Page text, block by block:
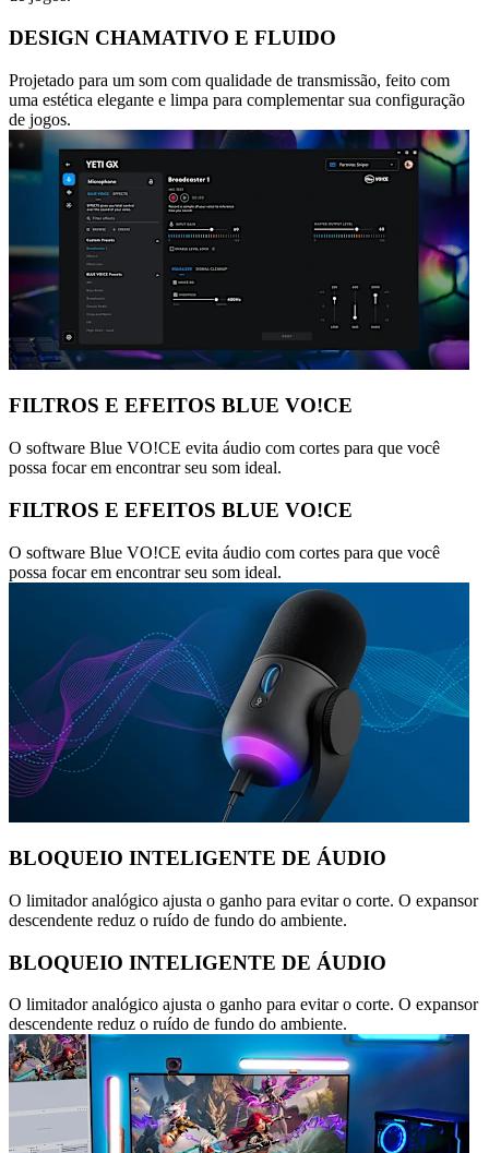
DESIGN CHAMATIVO E FLUIDO
Projetado para um som com qualidade de transmissão, feito com
uma estética elegante e limpa para complementar sua configuração
de jogos.
FILTROS E EFEITOS BLUE VO!CE
O software Blue VO!CE evita áudio com cortes para que você
possa focar em encontrar seu som ideal.
FILTROS E EFEITOS BLUE VO!CE
O software Blue VO!CE evita áudio com cortes para que você
possa focar em encontrar seu som ideal.
BLOQUEIO INTELIGENTE DE ÁUDIO
O limitador analógico ajusta o ganho para evitar o corte. O expansor
descendente reduz o ruído de fundo do ambiente.
BLOQUEIO INTELIGENTE DE ÁUDIO
O limitador analógico ajusta o ganho para evitar o corte. O expansor
descendente reduz o ruído de fundo do ambiente.